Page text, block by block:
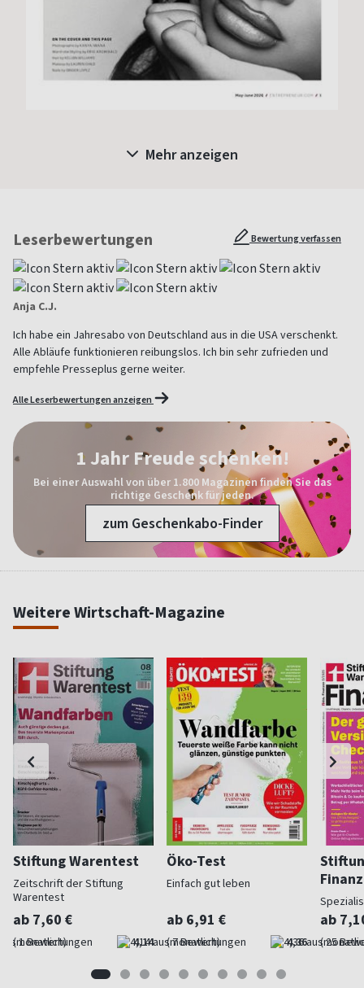
Mehr anzeigen
Leserbewertungen Bewertung verfassen
Anja C.J.
Ich habe ein Jahresabo von Deutschland aus in die USA verschenkt.
Alle Abläufe funktionieren reibungslos. Ich bin sehr zufrieden und
empfehle Presseplus gerne weiter.
Alle Leserbewertungen anzeigen
1 Jahr Freude schenken!
Bei einer Auswahl von über 1.800 Magazinen finden Sie das
richtige Geschenk für jeden.
zum Geschenkabo-Finder
Weitere Wirtschaft-Magazine
Stiftung Warentest
Zeitschrift der Stiftung
Warentest
ab 7,60 €
(monatlich) 4,14
Öko-Test
Einfach gut leben
ab 6,91 €
(monatlich) 4,36
ab